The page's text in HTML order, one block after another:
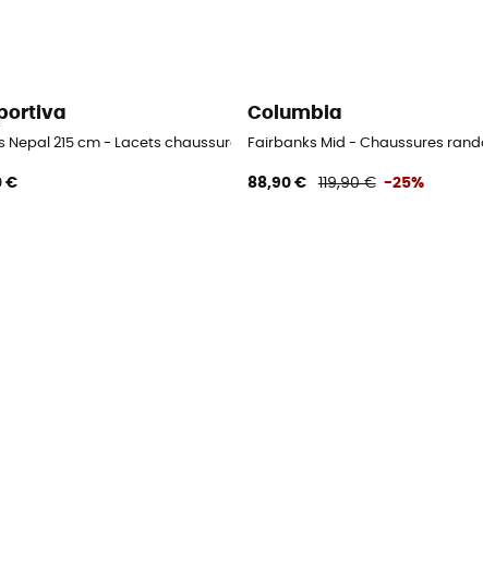
homme
Nepal 215 cm - Lacets chaussures alpinisme
€
Columbia
Fairbanks Mid - Chaussures
88,90 € 119,90 € -25%